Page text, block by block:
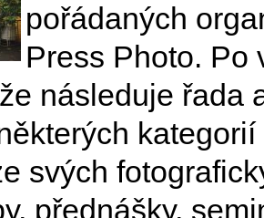
pořádaných
Press Photo. Po
následuje řada
svých
přednášky,